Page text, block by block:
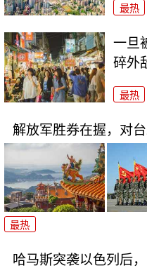
最热
一旦
碎外
最热
解放军胜券在握，对
最热
哈马斯突袭以色列后